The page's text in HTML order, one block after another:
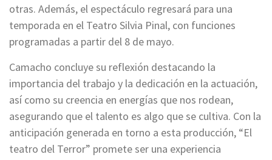
otras. Además, el espectáculo regresará para una
temporada en el Teatro Silvia Pinal, con funciones
programadas a partir del 8 de mayo.
Camacho concluye su reflexión destacando la
importancia del trabajo y la dedicación en la actuación,
así como su creencia en energías que nos rodean,
asegurando que el talento es algo que se cultiva. Con la
anticipación generada en torno a esta producción, “El
teatro del Terror” promete ser una experiencia